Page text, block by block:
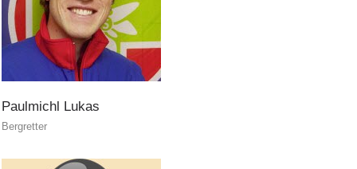
Bergrettung
Paulmichl Lukas
Bergretter